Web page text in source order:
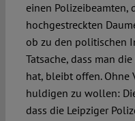
einen Polizeibeamten,
hochgestreckten
ob zu den politischen
Tatsache, dass man
hat, bleibt offen. Ohne
huldigen zu wollen:
dass die Leipziger